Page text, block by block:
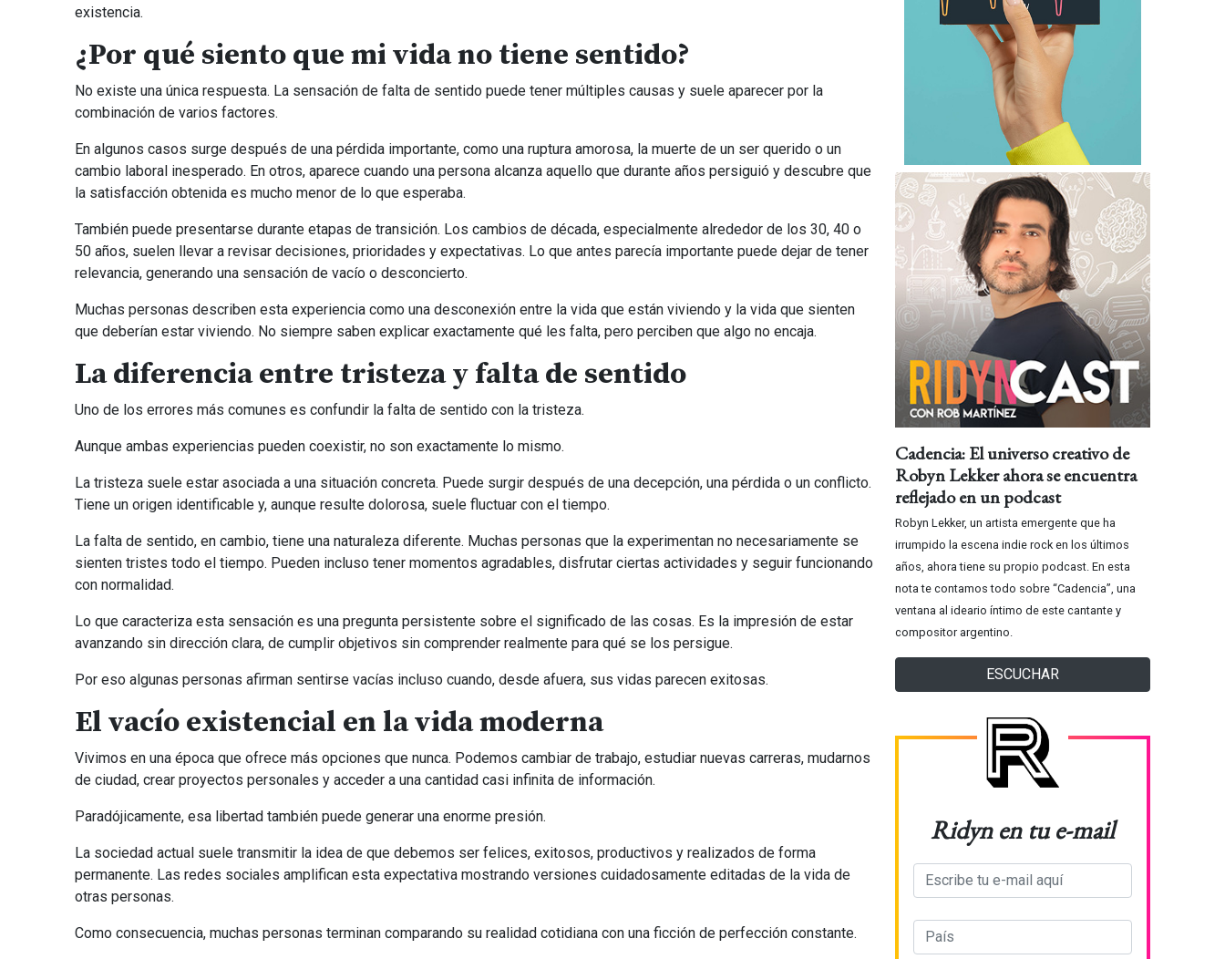
existencia.
¿Por qué siento que mi vida no tiene sentido?
No existe una única respuesta. La sensación de falta de sentido puede tener múltiples causas y suele aparecer por la
combinación de varios factores.
En algunos casos surge después de una pérdida importante, como una ruptura amorosa, la muerte de un ser querido o un
cambio laboral inesperado. En otros, aparece cuando una persona alcanza aquello que durante años persiguió y descubre que
la satisfacción obtenida es mucho menor de lo que esperaba.
También puede presentarse durante etapas de transición. Los cambios de década, especialmente alrededor de los 30, 40 o
50 años, suelen llevar a revisar decisiones, prioridades y expectativas. Lo que antes parecía importante puede dejar de tener
relevancia, generando una sensación de vacío o desconcierto.
Muchas personas describen esta experiencia como una desconexión entre la vida que están viviendo y la vida que sienten
que deberían estar viviendo. No siempre saben explicar exactamente qué les falta, pero perciben que algo no encaja.
La diferencia entre tristeza y falta de sentido
Uno de los errores más comunes es confundir la falta de sentido con la tristeza.
Aunque ambas experiencias pueden coexistir, no son exactamente lo mismo.
La tristeza suele estar asociada a una situación concreta. Puede surgir después de una decepción, una pérdida o un conflicto.
Tiene un origen identificable y, aunque resulte dolorosa, suele fluctuar con el tiempo.
La falta de sentido, en cambio, tiene una naturaleza diferente. Muchas personas que la experimentan no necesariamente se
sienten tristes todo el tiempo. Pueden incluso tener momentos agradables, disfrutar ciertas actividades y seguir funcionando
con normalidad.
Lo que caracteriza esta sensación es una pregunta persistente sobre el significado de las cosas. Es la impresión de estar
avanzando sin dirección clara, de cumplir objetivos sin comprender realmente para qué se los persigue.
Por eso algunas personas afirman sentirse vacías incluso cuando, desde afuera, sus vidas parecen exitosas.
El vacío existencial en la vida moderna
Vivimos en una época que ofrece más opciones que nunca. Podemos cambiar de trabajo, estudiar nuevas carreras, mudarnos
de ciudad, crear proyectos personales y acceder a una cantidad casi infinita de información.
Paradójicamente, esa libertad también puede generar una enorme presión.
La sociedad actual suele transmitir la idea de que debemos ser felices, exitosos, productivos y realizados de forma
permanente. Las redes sociales amplifican esta expectativa mostrando versiones cuidadosamente editadas de la vida de
otras personas.
Como consecuencia, muchas personas terminan comparando su realidad cotidiana con una ficción de perfección constante.
Cadencia: El universo creativo de
Robyn Lekker ahora se encuentra
reflejado en un podcast
Robyn Lekker, un artista emergente que ha
irrumpido la escena indie rock en los últimos
años, ahora tiene su propio podcast. En esta
nota te contamos todo sobre “Cadencia”, una
ventana al ideario íntimo de este cantante y
compositor argentino.
ESCUCHAR
Ridyn en tu e-mail